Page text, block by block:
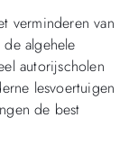
verminderen van
algehele
autorijscholen
lesvoertuigen
de best